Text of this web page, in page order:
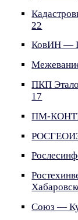
22
КовИН —
ПКП
17
ПМ-
Союз —